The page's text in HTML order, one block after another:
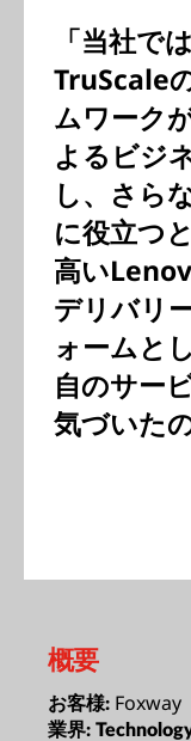
「当社で
TruScale
ムワーク
よるビジ
し、さら
に役立つ
高い
デリバリ
ォームと
自のサー
気づいた
概要
お客様: Foxway
業界: